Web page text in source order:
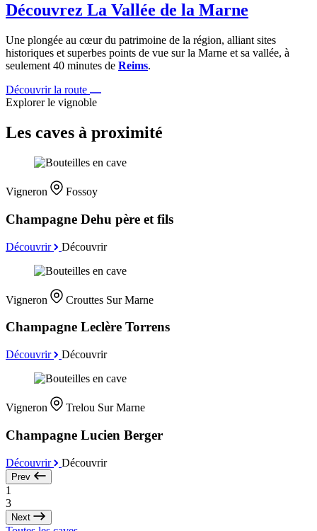
Découvrez La Vallée de la Marne
Une plongée au cœur du patrimoine de la région, alliant sites
historiques et superbes points de vue sur la Marne et sa vallée, à
seulement 40 minutes de Reims.
Découvrir la route
Explorer le vignoble
Les caves à proximité
Vigneron Fossoy
Champagne Dehu père et fils
Découvrir Découvrir
Vigneron Crouttes Sur Marne
Champagne Leclère Torrens
Découvrir Découvrir
Vigneron Trelou Sur Marne
Champagne Lucien Berger
Découvrir Découvrir
Prev
1
3
Next